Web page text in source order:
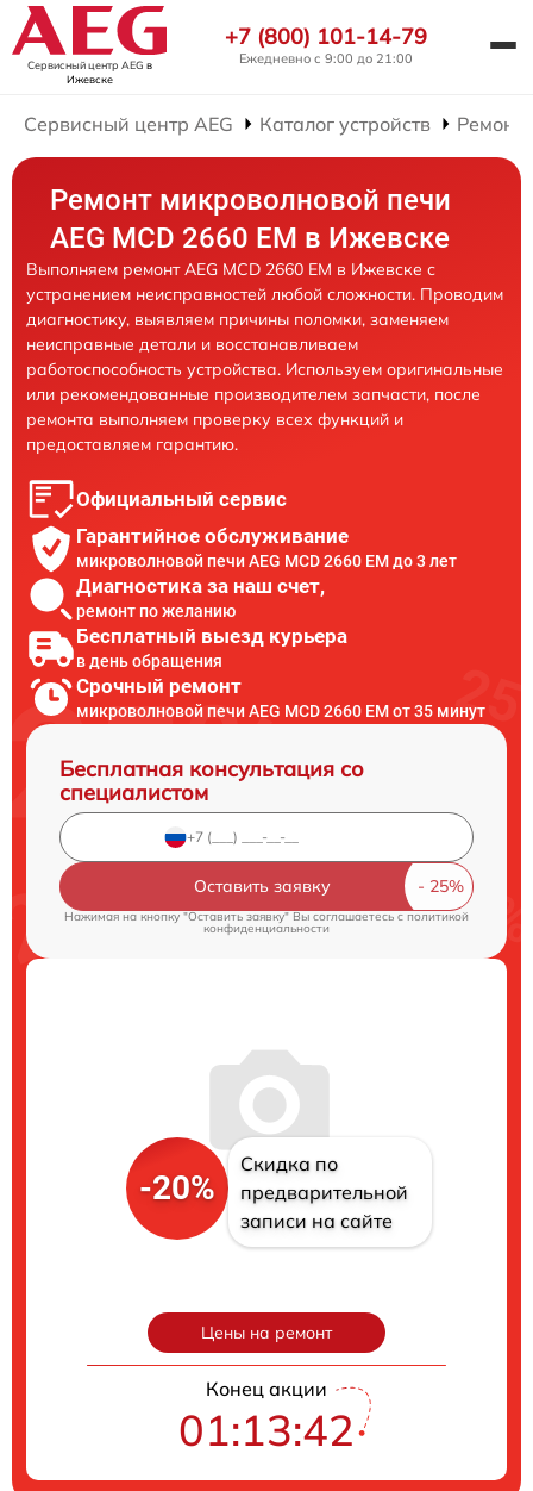
Сервисный центр AEG в
Ижевске
+7 (800) 101-14-79
Ежедневно с 9:00 до 21:00
Сервисный центр AEG Каталог устройств Ремонт
Ремонт микроволновой печи
AEG MCD 2660 EM в Ижевске
Выполняем ремонт AEG MCD 2660 EM в Ижевске с
устранением неисправностей любой сложности. Проводим
диагностику, выявляем причины поломки, заменяем
неисправные детали и восстанавливаем
работоспособность устройства. Используем оригинальные
или рекомендованные производителем запчасти, после
ремонта выполняем проверку всех функций и
предоставляем гарантию.
Официальный сервис
Гарантийное обслуживание
микроволновой печи AEG MCD 2660 EM до 3 лет
Диагностика за наш счет,
ремонт по желанию
Бесплатный выезд курьера
в день обращения
Срочный ремонт
микроволновой печи AEG MCD 2660 EM от 35 минут
Бесплатная консультация со
специалистом
Оставить заявку
Нажимая на кнопку "Оставить заявку" Вы соглашаетесь cполитикой
конфиденциальности
-20%
Скидка по
предварительной
записи на сайте
Цены на ремонт
Конец акции
01:13:41